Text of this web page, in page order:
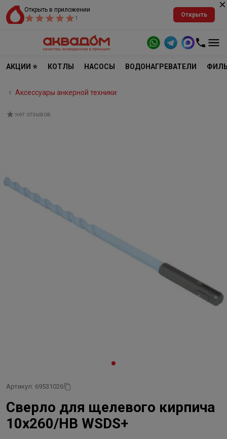
Открыть в приложении
1
Открыть
АКЦИИ ⭐ КОТЛЫ НАСОСЫ ВОДОНАГРЕВАТЕЛИ
Аксессуары анкерной техники
нет отзывов
Артикул: 69531026
Сверло для щелевого кирпича
10х260/HB WSDS+